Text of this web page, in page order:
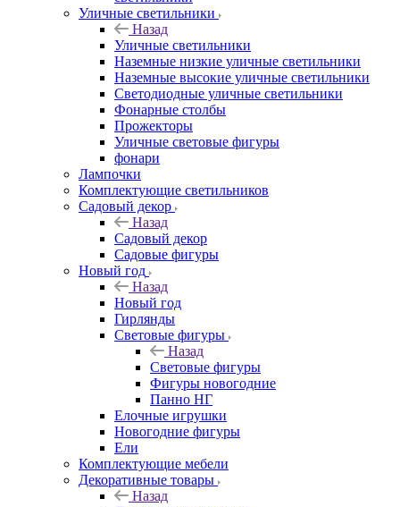
Уличные светильники
Назад
Уличные светильники
Наземные низкие уличные светильники
Наземные высокие уличные светильники
Светодиодные уличные светильники
Фонарные столбы
Прожекторы
Уличные световые фигуры
фонари
Лампочки
Комплектующие светильников
Садовый декор
Назад
Садовый декор
Садовые фигуры
Новый год
Назад
Новый год
Гирлянды
Световые фигуры
Назад
Световые фигуры
Фигуры новогодние
Панно НГ
Елочные игрушки
Новогодние фигуры
Ели
Комплектующие мебели
Декоративные товары
Назад